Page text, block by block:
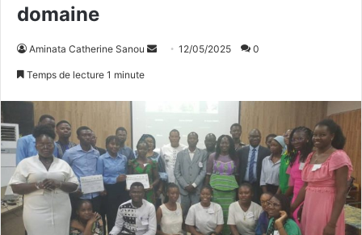
domaine
Aminata Catherine Sanou
e
r
u
n
c
12/05/2025 0
Temps de lecture 1 minute